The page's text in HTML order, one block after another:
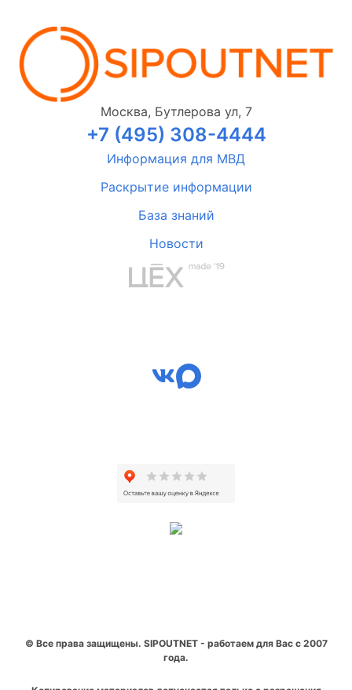
Москва, Бутлерова ул, 7
+7 (495) 308-4444
Информация для МВД
Раскрытие информации
База знаний
Новости
© Все права защищены. SIPOUTNET - работаем для Вас с 2007
года.